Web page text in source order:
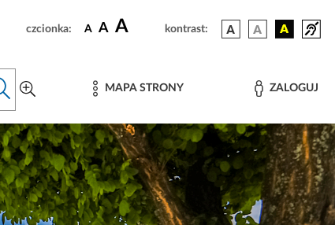
czcionka: A A A kontrast:
MAPA STRONY ZALOGUJ